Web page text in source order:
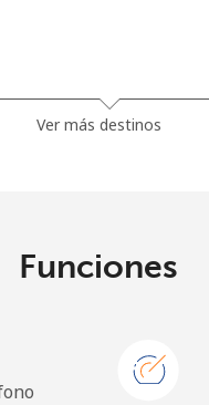
Ver más destinos
Funciones